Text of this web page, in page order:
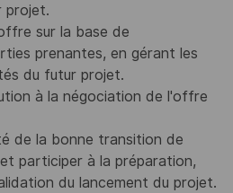
projet.
sur la base de
prenantes, en gérant les
du futur projet.
à la négociation de l'offre
de la bonne transition de
participer à la préparation,
du lancement du projet.